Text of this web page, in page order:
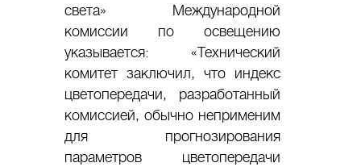
света» Международной
комиссии по освещению
указывается: «Технический
комитет заключил, что индекс
цветопередачи, разработанный
комиссией, обычно неприменим
для прогнозирования
параметров цветопередачи